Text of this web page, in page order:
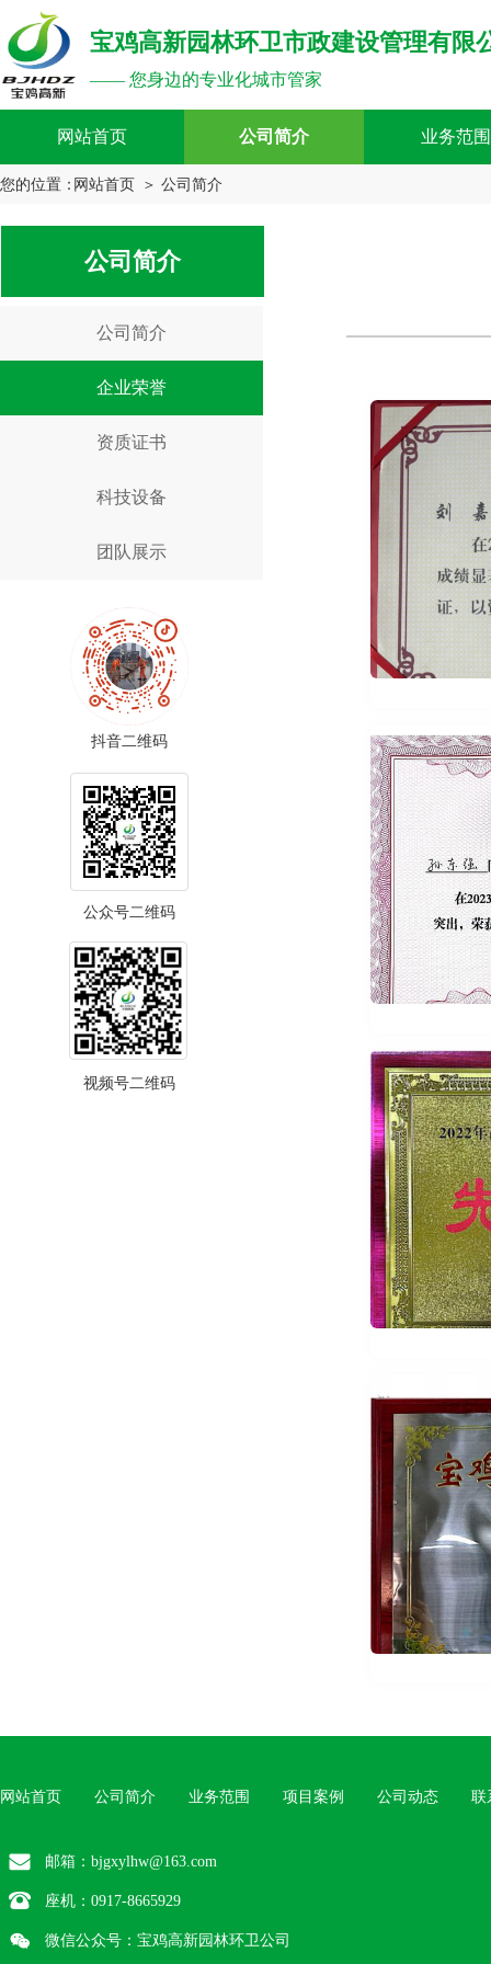
宝鸡高新园林环卫市政建设管理有限
—— 您身边的专业化城市管家
网站首页 公司简介 业务范围
您的位置：网站首页 ＞ 公司简介
公众号二维码
抖音二维码
公司简介
公司简介
企业荣誉
资质证书
科技设备
团队展示
视频号二维码
网站首页 公司简介 业务范围 项目案例 公司动态 联
邮箱：bjgxylhw@163.com
座机： 0917-8665929
微信公众号：宝鸡高新园林环卫公司